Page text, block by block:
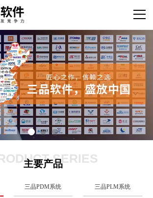
SERIES
主要产品
三品PDM系统 三品PLM系统